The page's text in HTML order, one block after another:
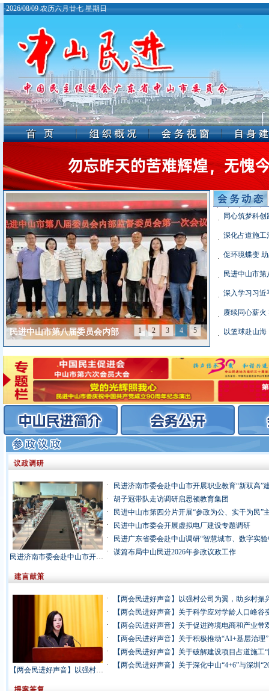
·2026/08/09 农历六月廿七 星期日
民进中山市第八届委员会内部 1 2 3 4 5
·
·
·
· 民进中山市
·
·
· 以篮球赴山
民进济南市委会赴中山市开展职业教育“新双高”建设专题调研
·
民进济南市委会赴中山市开展职业教育“新双高”
·
胡子冠带队走访调研启思顿教育集团
·
民进中山市第四分片开展“参政为公、实干为民”
·
民进中山市委会开展虚拟电厂建设专题调研
·
·
谋篇布局中山民进2026年参政议政工作
【两会民进好声音】以强村公司为翼，助乡村振兴腾飞
·
【两会民进好声音】以强村公司为翼，助乡村振
·
·
·
·
·